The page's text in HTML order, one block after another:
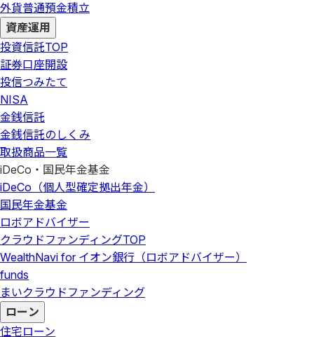
外貨普通預金積立
資産運用
投資信託TOP
証券口座開設
投信つみたて
NISA
金銭信託
金銭信託のしくみ
取扱商品一覧
iDeCo・国民年金基金
iDeCo（個人型確定拠出年金）
国民年金基金
ロボアドバイザー
クラウドファンディングTOP
WealthNavi for イオン銀行（ロボアドバイザー）
funds
まいクラウドファンディング
ローン
住宅ローン